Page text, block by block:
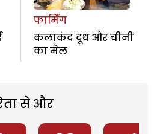
फार्मिंग
कलाकंद दूध और चीनी
का मेल
से और